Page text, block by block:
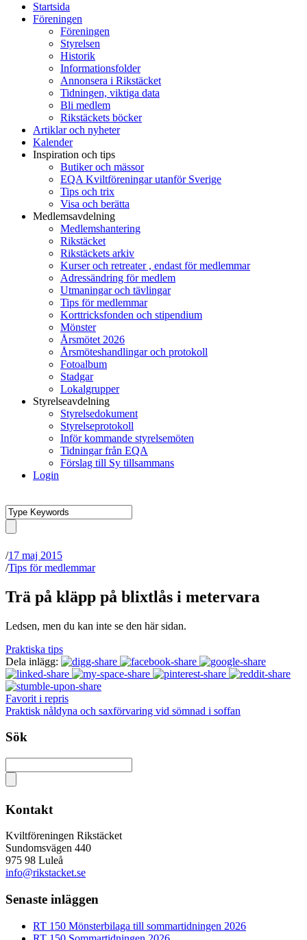
Startsida
Föreningen
Föreningen
Styrelsen
Historik
Informationsfolder
Annonsera i Rikstäcket
Tidningen, viktiga data
Bli medlem
Rikstäckets böcker
Artiklar och nyheter
Kalender
Inspiration och tips
Butiker och mässor
EQA Kviltföreningar utanför Sverige
Tips och trix
Visa och berätta
Medlemsavdelning
Medlemshantering
Rikstäcket
Rikstäckets arkiv
Kurser och retreater , endast för medlemmar
Adressändring för medlem
Utmaningar och tävlingar
Tips för medlemmar
Korttricksfonden och stipendium
Mönster
Årsmötet 2026
Årsmöteshandlingar och protokoll
Fotoalbum
Stadgar
Lokalgrupper
Styrelseavdelning
Styrelsedokument
Styrelseprotokoll
Inför kommande styrelsemöten
Tidningar från EQA
Förslag till Sy tillsammans
Login
/17 maj 2015
/Tips för medlemmar
Trä på kläpp på blixtlås i metervara
Ledsen, men du kan inte se den här sidan.
Praktiska tips
Dela inlägg:
Favorit i repris
Praktisk nåldyna och saxförvaring vid sömnad i soffan
Sök
Kontakt
Kviltföreningen Rikstäcket
Sundomsvägen 440
975 98 Luleå
info@rikstacket.se
Senaste inläggen
RT 150 Mönsterbilaga till sommartidningen 2026